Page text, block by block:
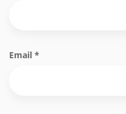
Email *